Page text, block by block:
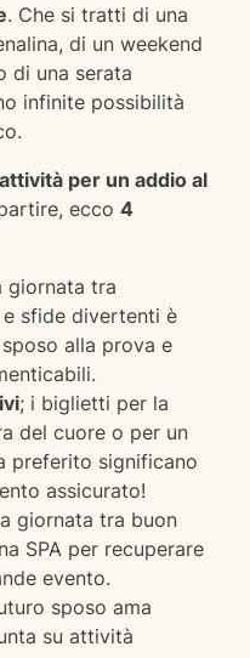
. Che si tratti di una
di un weekend
di una serata
infinite possibilità
per un addio al
ecco 4
giornata tra
sfide divertenti è
alla prova e
; i biglietti per la
del cuore o per un
preferito significano
assicurato!
giornata tra buon
SPA per recuperare
evento.
sposo ama
su attività